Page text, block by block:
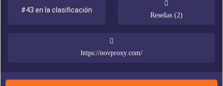
#43 en la clasificación
Reseñas (2)
https://novproxy.com/